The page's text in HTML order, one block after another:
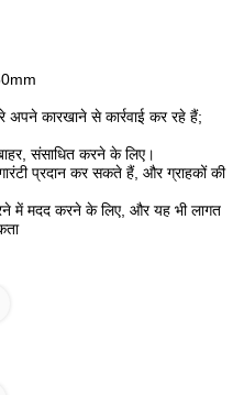
अपने कारखाने से कार्रवाई कर रहे हैं;
संसाधित करने के लिए।
प्रदान कर सकते हैं, और ग्राहकों की
में मदद करने के लिए, और यह भी लागत